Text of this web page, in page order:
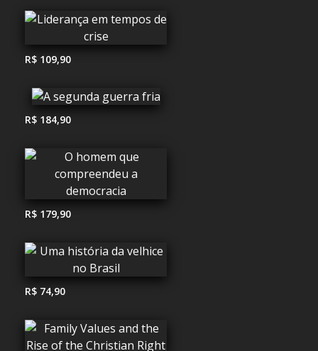
R$ 109,90
R$ 184,90
R$ 179,90
R$ 74,90